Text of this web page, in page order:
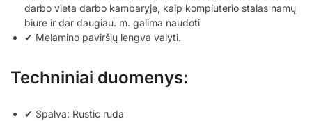
darbo vieta darbo kambaryje, kaip kompiuterio stalas namų
biure ir dar daugiau. m. galima naudoti
✔ Melamino paviršių lengva valyti.
Techniniai duomenys:
✔ Spalva: Rustic ruda